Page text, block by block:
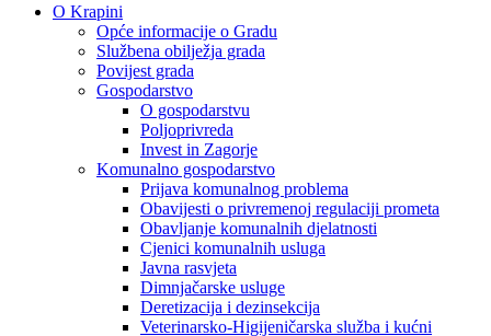
O Krapini
Opće informacije o Gradu
Službena obilježja grada
Povijest grada
Gospodarstvo
O gospodarstvu
Poljoprivreda
Invest in Zagorje
Komunalno gospodarstvo
Prijava komunalnog problema
Obavijesti o privremenoj regulaciji prometa
Obavljanje komunalnih djelatnosti
Cjenici komunalnih usluga
Javna rasvjeta
Dimnjačarske usluge
Deretizacija i dezinsekcija
Veterinarsko-Higijeničarska služba i kućni